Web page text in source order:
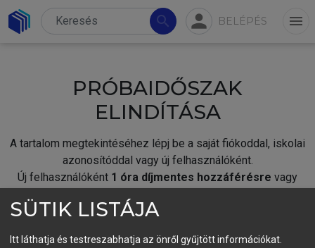
search person BELÉPÉS menu
PRÓBAIDŐSZAK
ELINDÍTÁSA
A tartalom megtekintéséhez lépj be a saját fiókoddal, iskolai
azonosítóddal vagy új felhasználóként.
Új felhasználóként 1 óra díjmentes hozzáférésre vagy
fiókoddal,vagy hozz létre új fiókot.
SÜTIK LISTÁJA
Itt láthatja és testreszabhatja az önről gyűjtött információkat.